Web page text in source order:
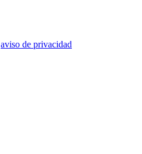
aviso de privacidad